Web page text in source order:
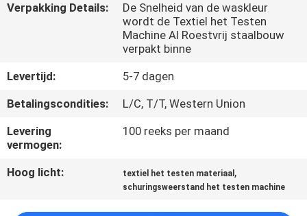
CONTACTEER
NIEUWS
VERZOEK
CITAAT
Verpakking Details:
De Snelheid van de waskleur
wordt de Textiel het Testen
Machine Al Roestvrij staalbouw
verpakt binne
Levertijd:
5-7 dagen
Betalingscondities:
L/C, T/T, Western Union
Levering
vermogen:
100 reeks per maand
Hoog licht: textiel het testen materiaal ,
schuringsweerstand het testen machine